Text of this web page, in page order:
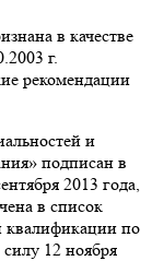
в качестве
г.
рекомендации
и
подписан в
2013 года,
в список
квалификации по
12 ноября